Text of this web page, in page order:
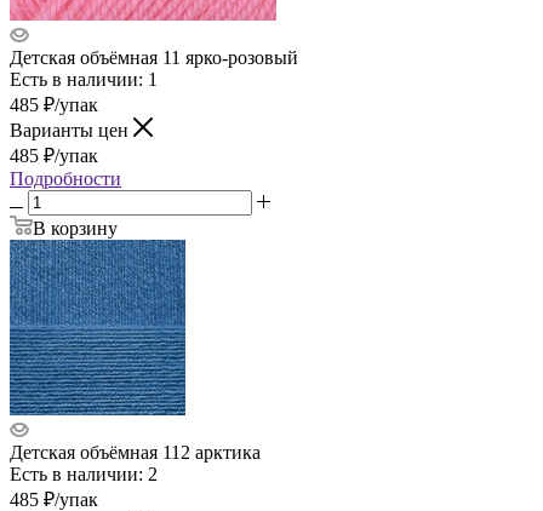
Детская объёмная 11 ярко-розовый
Есть в наличии: 1
485 ₽/упак
Варианты цен
485 ₽/упак
Подробности
В корзину
Детская объёмная 112 арктика
Есть в наличии: 2
485 ₽/упак